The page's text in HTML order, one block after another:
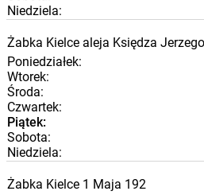
Niedziela:
Żabka Kielce aleja Księdza
Poniedziałek:
Wtorek:
Środa:
Czwartek:
Piątek:
Sobota:
Niedziela:
Żabka Kielce 1 Maja 192